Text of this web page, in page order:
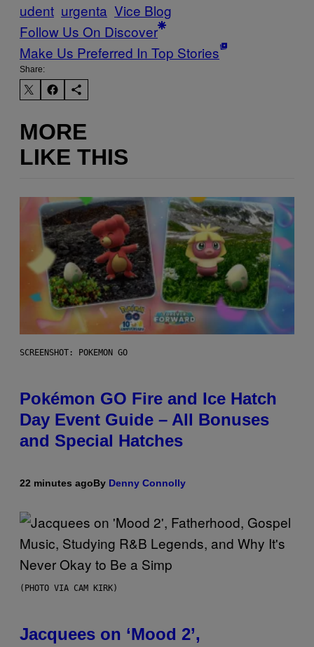
udent urgenta Vice Blog
Follow Us On Discover
Make Us Preferred In Top Stories
Share:
MORE
LIKE THIS
SCREENSHOT: POKEMON GO
Pokémon GO Fire and Ice Hatch
Day Event Guide – All Bonuses
and Special Hatches
22 minutes agoBy Denny Connolly
(PHOTO VIA CAM KIRK)
Jacquees on ‘Mood 2’,